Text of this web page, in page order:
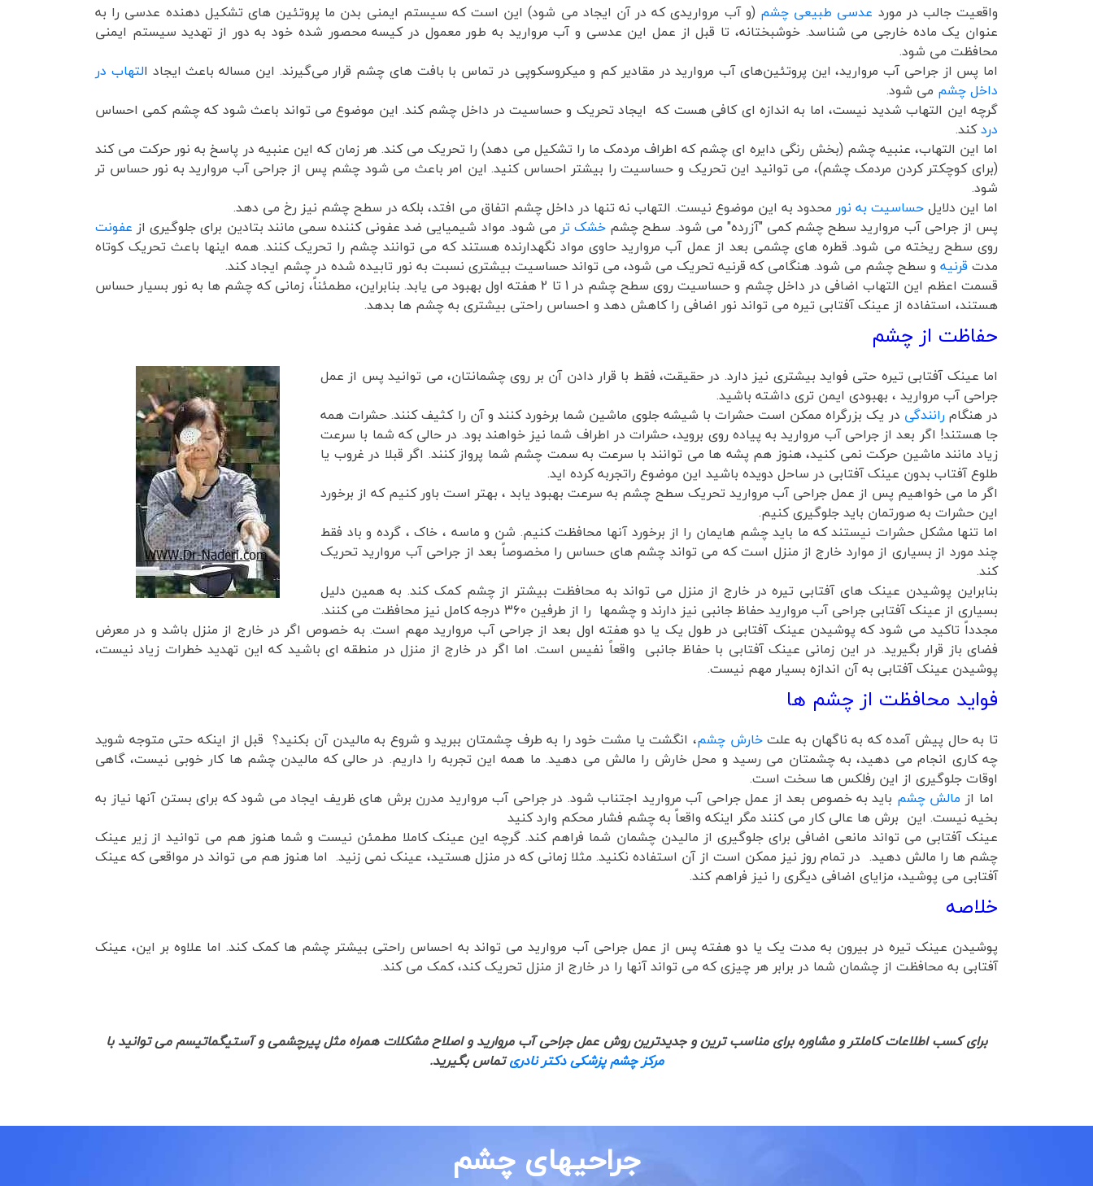
واقعیت جالب در مورد عدسی طبیعی چشم (و آب مرواریدی که در آن ایجاد می شود) این است که سیستم ایمنی بدن ما پروتئین های تشکیل دهنده عدسی را به
عنوان یک ماده خارجی می شناسد. خوشبختانه، تا قبل از عمل این عدسی و آب مروارید به طور معمول در کیسه محصور شده خود به دور از تهدید سیستم ایمنی
محافظت می شود.
اما پس از جراحی آب مروارید، این پروتئین‌های آب مروارید در مقادیر کم و میکروسکوپی در تماس با بافت های چشم قرار می‌گیرند. این مساله باعث ایجاد التهاب در
داخل چشم می شود.
گرچه این التهاب شدید نیست، اما به اندازه ای کافی هست که ایجاد تحریک و حساسیت در داخل چشم کند. این موضوع می تواند باعث شود که چشم کمی احساس
دردکند.
اما این التهاب، عنبیه چشم (بخش رنگی دایره ای چشم که اطراف مردمک ما را تشکیل می دهد) را تحریک می کند. هر زمان که این عنبیه در پاسخ به نور حرکت می کند
(برای کوچکتر کردن مردمک چشم)، می توانید این تحریک و حساسیت را بیشتر احساس کنید. این امر باعث می شود چشم پس از جراحی آب مروارید به نور حساس تر
شود.
اما این دلایلحساسیت به نور محدود به این موضوع نیست. التهاب نه تنها در داخل چشم اتفاق می افتد، بلکه در سطح چشم نیز رخ می دهد.
پس از جراحی آب مروارید سطح چشم کمی "آزرده" می شود. سطح چشم خشک تر می شود. مواد شیمیایی ضد عفونی کننده سمی مانند بتادین برای جلوگیری از عفونت
روی سطح ریخته می شود. قطره های چشمی بعد از عمل آب مروارید حاوی مواد نگهدارنده هستند که می توانند چشم را تحریک کنند. همه اینها باعث تحریک کوتاه
مدت قرنیه و سطح چشم می شود. هنگامی که قرنیه تحریک می شود، می تواند حساسیت بیشتری نسبت به نور تابیده شده در چشم ایجاد کند.
قسمت اعظم این التهاب اضافی در داخل چشم و حساسیت روی سطح چشم در 1 تا 2 هفته اول بهبود می یابد. بنابراین، مطمئناً، زمانی که چشم ها به نور بسیار حساس
هستند، استفاده از عینک آفتابی تیره می تواند نور اضافی را کاهش دهد و احساس راحتی بیشتری به چشم ها بدهد.
حفاظت از چشم
اما عینک آفتابی تیره حتی فواید بیشتری نیز دارد. در حقیقت، فقط با قرار دادن آن بر روی چشمانتان، می توانید پس از عمل
جراحی آب مروارید ، بهبودی ایمن تری داشته باشید.
در هنگامرانندگی در یک بزرگراه ممکن است حشرات با شیشه جلوی ماشین شما برخورد کنند و آن را کثیف کنند. حشرات همه
جا هستند! اگر بعد از جراحی آب مروارید به پیاده روی بروید، حشرات در اطراف شما نیز خواهند بود. در حالی که شما با سرعت
زیاد مانند ماشین حرکت نمی کنید، هنوز هم پشه ها می توانند با سرعت به سمت چشم شما پرواز کنند. اگر قبلا در غروب یا
طلوع آفتاب بدون عینک آفتابی در ساحل دویده باشید این موضوع راتجربه کرده اید.
اگر ما می خواهیم پس از عمل جراحی آب مروارید تحریک سطح چشم به سرعت بهبود یابد ، بهتر است باور کنیم که از برخورد
این حشرات به صورتمان باید جلوگیری کنیم.
اما تنها مشکل حشرات نیستند که ما باید چشم هایمان را از برخورد آنها محافظت کنیم. شن و ماسه ، خاک ، گرده و باد فقط
چند مورد از بسیاری از موارد خارج از منزل است که می تواند چشم های حساس را مخصوصاً بعد از جراحی آب مروارید تحریک
کند.
بنابراین پوشیدن عینک های آفتابی تیره در خارج از منزل می تواند به محافظت بیشتر از چشم کمک کند. به همین دلیل
بسیاری از عینک آفتابی جراحی آب مروارید حفاظ جانبی نیز دارند و چشمها را از طرفین 360 درجه کامل نیز محافظت می کنند.
مجدداً تاکید می شود که پوشیدن عینک آفتابی در طول یک یا دو هفته اول بعد از جراحی آب مروارید مهم است. به خصوص اگر در خارج از منزل باشد و در معرض
فضای باز قرار بگیرید. در این زمانی عینک آفتابی با حفاظ جانبی واقعاً نفیس است. اما اگر در خارج از منزل در منطقه ای باشید که این تهدید خطرات زیاد نیست،
پوشیدن عینک آفتابی به آن اندازه بسیار مهم نیست.
فواید محافظت از چشم ها
تا به حال پیش آمده که به ناگهان به علتخارش چشم، انگشت یا مشت خود را به طرف چشمتان ببرید و شروع به مالیدن آن بکنید؟ قبل از اینکه حتی متوجه شوید
چه کاری انجام می دهید، به چشمتان می رسید و محل خارش را مالش می دهید. ما همه این تجربه را داریم. در حالی که مالیدن چشم ها کار خوبی نیست، گاهی
اوقات جلوگیری از این رفلکس ها سخت است.
اما از مالش چشم باید به خصوص بعد از عمل جراحی آب مروارید اجتناب شود. در جراحی آب مروارید مدرن برش های ظریف ایجاد می شود که برای بستن آنها نیاز به
بخیه نیست. این برش ها عالی کار می کنند مگر اینکه واقعاً به چشم فشار محکم وارد کنید
عینک آفتابی می تواند مانعی اضافی برای جلوگیری از مالیدن چشمان شما فراهم کند. گرچه این عینک کاملا مطمئن نیست و شما هنوز هم می توانید از زیر عینک
چشم ها را مالش دهید. در تمام روز نیز ممکن است از آن استفاده نکنید. مثلا زمانی که در منزل هستید، عینک نمی زنید. اما هنوز هم می تواند در مواقعی که عینک
آفتابی می پوشید، مزایای اضافی دیگری را نیز فراهم کند.
خلاصه
پوشیدن عینک تیره در بیرون به مدت یک یا دو هفته پس از عمل جراحی آب مروارید می تواند به احساس راحتی بیشتر چشم ها کمک کند. اما علاوه بر این، عینک
آفتابی به محافظت از چشمان شما در برابر هر چیزی که می تواند آنها را در خارج از منزل تحریک کند، کمک می کند.
برای کسب اطلاعات کاملتر و مشاوره برای مناسب ترین و جدیدترین روش عمل جراحی آب مروارید و اصلاح مشکلات همراه مثل پیرچشمی و آستیگماتیسم می توانید با
مرکز چشم پزشکی دکتر نادریتماس بگیرید.
جراحیهای چشم